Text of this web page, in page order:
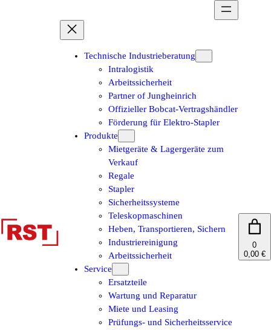
Technische Industrieberatung
Intralogistik
Arbeitssicherheit
Partner of Jungheinrich
Offizieller Bobcat-Vertragshändler
Förderung für Elektro-Stapler
Produkte
Mietgeräte & Lagergeräte zum
Verkauf
Regale
Stapler
Sicherheitssysteme
Teleskopmaschinen
Heben, Transportieren, Sichern
Industriereinigung
Arbeitssicherheit
Service
Ersatzteile
Wartung und Reparatur
Miete und Leasing
Prüfungs- und Sicherheitsservice
0
0,00 €